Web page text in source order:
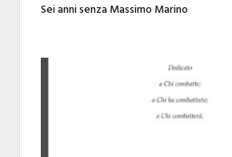
Sei anni senza Massimo Marino